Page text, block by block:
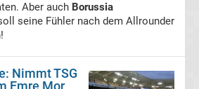
Aber auch Borussia
seine Fühler nach dem Allrounder
Nimmt TSG
Emre Mor